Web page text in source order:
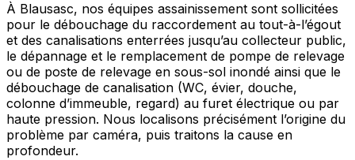
À Blausasc, nos équipes assainissement sont sollicitées
pour le débouchage du raccordement au tout-à-l’égout
et des canalisations enterrées jusqu’au collecteur public,
le dépannage et le remplacement de pompe de relevage
ou de poste de relevage en sous-sol inondé ainsi que le
débouchage de canalisation (WC, évier, douche,
colonne d’immeuble, regard) au furet électrique ou par
haute pression. Nous localisons précisément l’origine du
problème par caméra, puis traitons la cause en
profondeur.